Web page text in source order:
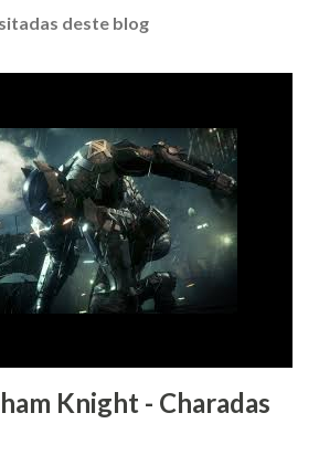
deste blog
Knight - Charadas